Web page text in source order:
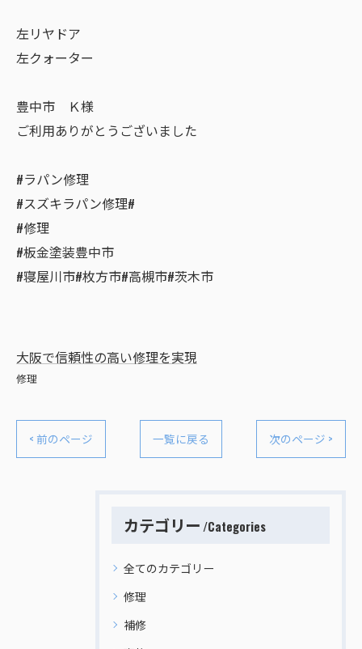
左リヤドア
左クォーター
豊中市 Ｋ様
ご利用ありがとうございました
#ラパン修理
#スズキラパン修理#
#修理
#板金塗装豊中市
#寝屋川市#枚方市#高槻市#茨木市
大阪で信頼性の高い修理を実現
修理
< 前のページ 一覧に戻る 次のページ >
カテゴリー Categories
全てのカテゴリー
修理
補修